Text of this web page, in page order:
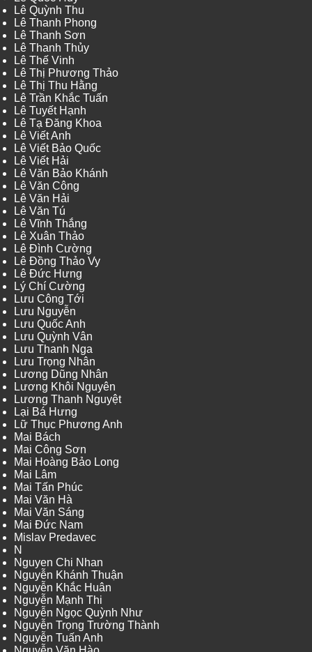
Lê Quỳnh Thu
Lê Thanh Phong
Lê Thanh Sơn
Lê Thanh Thủy
Lê Thế Vinh
Lê Thị Phương Thảo
Lê Thị Thu Hằng
Lê Trần Khắc Tuấn
Lê Tuyết Hạnh
Lê Tạ Đăng Khoa
Lê Viết Anh
Lê Viết Bảo Quốc
Lê Viết Hải
Lê Văn Bảo Khánh
Lê Văn Công
Lê Văn Hải
Lê Văn Tú
Lê Vĩnh Thắng
Lê Xuân Thảo
Lê Đình Cường
Lê Đồng Thảo Vy
Lê Đức Hưng
Lý Chí Cường
Lưu Công Tới
Lưu Nguyễn
Lưu Quốc Anh
Lưu Quỳnh Vân
Lưu Thanh Nga
Lưu Trọng Nhân
Lương Dũng Nhân
Lương Khôi Nguyên
Lương Thanh Nguyệt
Lại Bá Hưng
Lữ Thục Phương Anh
Mai Bách
Mai Công Sơn
Mai Hoàng Bảo Long
Mai Lâm
Mai Tấn Phúc
Mai Văn Hà
Mai Văn Sáng
Mai Đức Nam
Mislav Predavec
N
Nguyen Chi Nhan
Nguyễn Khánh Thuận
Nguyễn Khắc Huân
Nguyễn Mạnh Thi
Nguyễn Ngọc Quỳnh Như
Nguyễn Trọng Trường Thành
Nguyễn Tuấn Anh